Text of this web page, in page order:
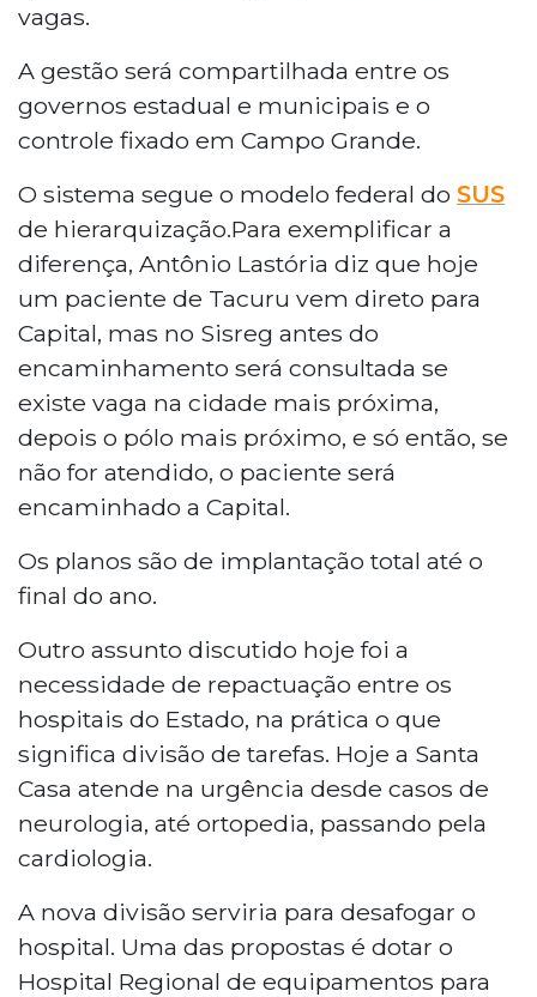
vagas.
A gestão será compartilhada entre os
governos estadual e municipais e o
controle fixado em Campo Grande.
O sistema segue o modelo federal do SUS
de hierarquização.Para exemplificar a
diferença, Antônio Lastória diz que hoje
um paciente de Tacuru vem direto para
Capital, mas no Sisreg antes do
encaminhamento será consultada se
existe vaga na cidade mais próxima,
depois o pólo mais próximo, e só então, se
não for atendido, o paciente será
encaminhado a Capital.
Os planos são de implantação total até o
final do ano.
Outro assunto discutido hoje foi a
necessidade de repactuação entre os
hospitais do Estado, na prática o que
significa divisão de tarefas. Hoje a Santa
Casa atende na urgência desde casos de
neurologia, até ortopedia, passando pela
cardiologia.
A nova divisão serviria para desafogar o
hospital. Uma das propostas é dotar o
Hospital Regional de equipamentos para